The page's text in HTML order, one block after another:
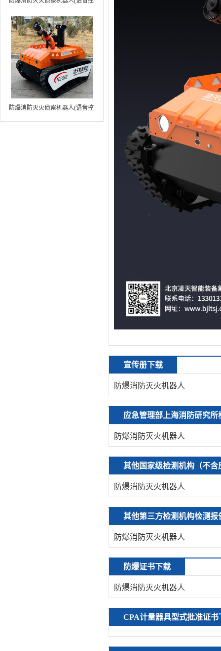
火焰）中型RXR-MC80BD（第8
代）
防爆消防灭火侦察机器人(语音控
制+跟随功能+5G控制+水炮跟踪
宣传册下载
防爆消防灭火机器人
应急管理部上海消防研究所
防爆消防灭火机器人
其他国家级检测机构（不
防爆消防灭火机器人
其他第三方检测机构检测报
防爆消防灭火机器人
防爆证书下载
防爆消防灭火机器人
CPA计量器具型式批准证书